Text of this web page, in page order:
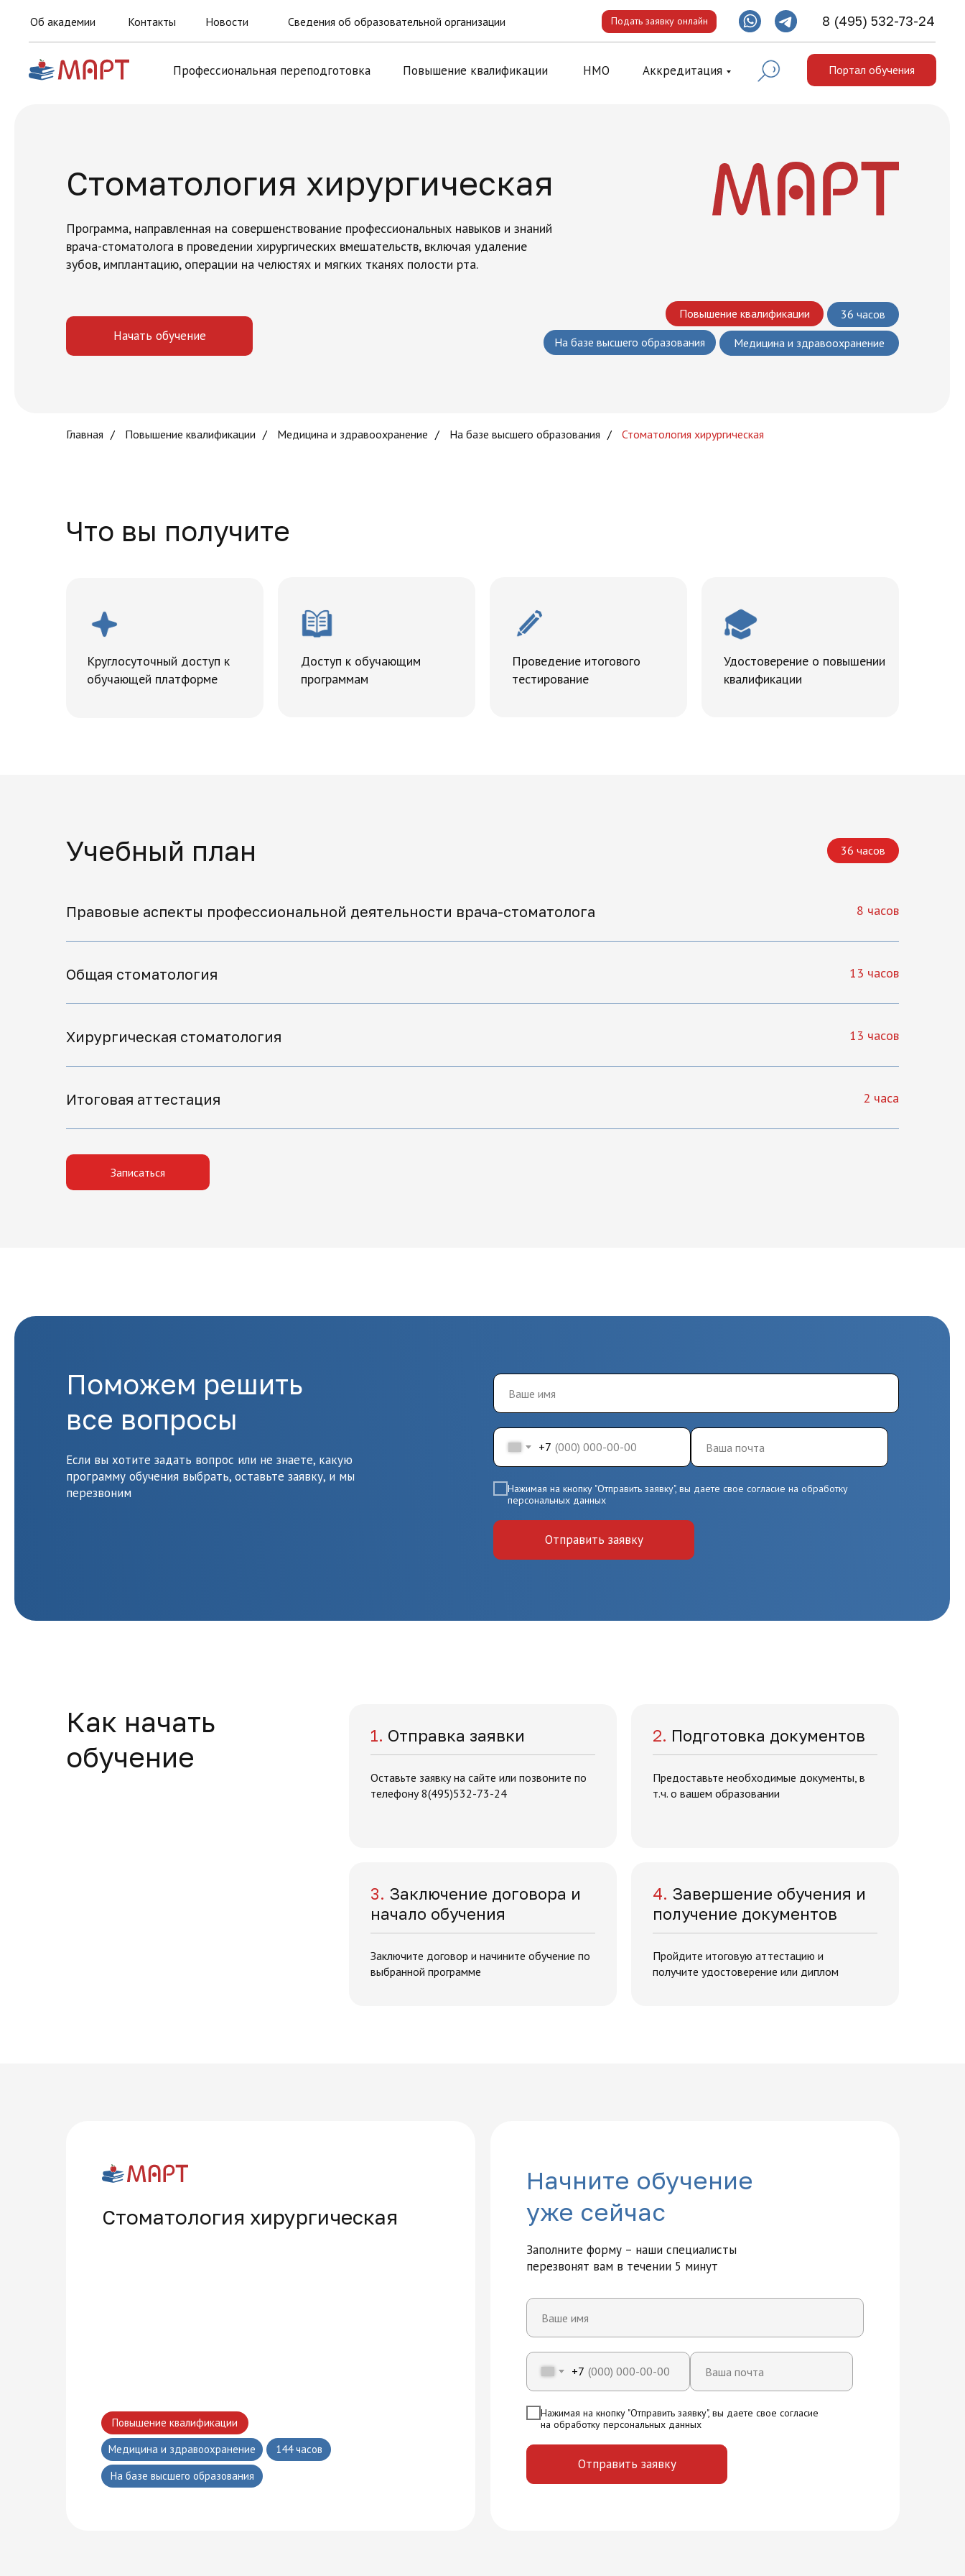
Новости Сведения об образовательной организации
Контакты
Об академии 8 (495) 532-73-24
Подать заявку онлайн
НМО Аккредитация
Повышение квалификации
Профессиональная переподготовка Портал обучения
Программа, направленная на совершенствование профессиональных навыков и знаний
врача-стоматолога в проведении хирургических вмешательств, включая удаление
зубов, имплантацию, операции на челюстях и мягких тканях полости рта.
Стоматология хирургическая
Начать обучение Медицина и здравоохранение
На базе высшего образования
Повышение квалификации 36 часов
Главная / Повышение квалификации / Медицина и здравоохранение / На базе высшего образования / Стоматология хирургическая
Что вы получите
Круглосуточный доступ к
обучающей платформе
Проведение итогового
тестирование
Доступ к обучающим
программам
Удостоверение о повышении
квалификации
Учебный план 36 часов
Правовые аспекты профессиональной деятельности врача-стоматолога 8 часов
Общая стоматология 13 часов
Хирургическая стоматология 13 часов
Итоговая аттестация 2 часа
Записаться
Если вы хотите задать вопрос или не знаете, какую
программу обучения выбрать, оставьте заявку, и мы
перезвоним
Поможем решить
все вопросы
+7
Нажимая на кнопку "Отправить заявку", вы даете свое согласие на обработку
персональных данных
Отправить заявку
Как начать
обучение
1. Отправка заявки
3. Заключение договора и
начало обучения
2. Подготовка документов
4. Завершение обучения и
получение документов
Оставьте заявку на сайте или позвоните по
телефону 8(495)532-73-24
Заключите договор и начините обучение по
выбранной программе
Предоставьте необходимые документы, в
т.ч. о вашем образовании
Пройдите итоговую аттестацию и
получите удостоверение или диплом
Стоматология хирургическая
Повышение квалификации
На базе высшего образования
Медицина и здравоохранение 144 часов
Начните обучение
уже сейчас
Заполните форму – наши специалисты
перезвонят вам в течении 5 минут
+7
Нажимая на кнопку "Отправить заявку", вы даете свое согласие
на обработку персональных данных
Отправить заявку